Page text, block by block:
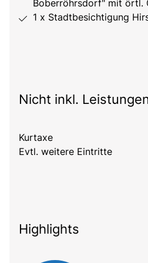
Boberröhrsdorf" mit örtl.
1 x Stadtbesichtigung
Nicht inkl.
Kurtaxe
Evtl. weitere Eintritte
Highlights